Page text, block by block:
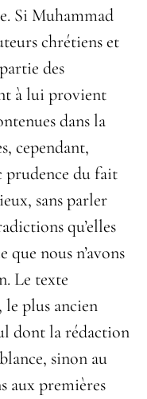
Si Muhammad
chrétiens et
des
à lui provient
dans la
cependant,
prudence du fait
sans parler
qu’elles
nous n’avons
Le texte
plus ancien
dont la rédaction
sinon au
aux premières